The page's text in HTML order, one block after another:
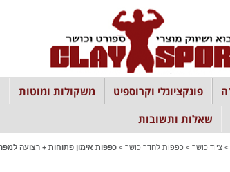
פונקציונלי וקרוספיט משקולות ומוטות
שאלות ותשובות
> ציוד כושר > כפפות לחדר כושר > כפפות אימון פתוחות + רצועה